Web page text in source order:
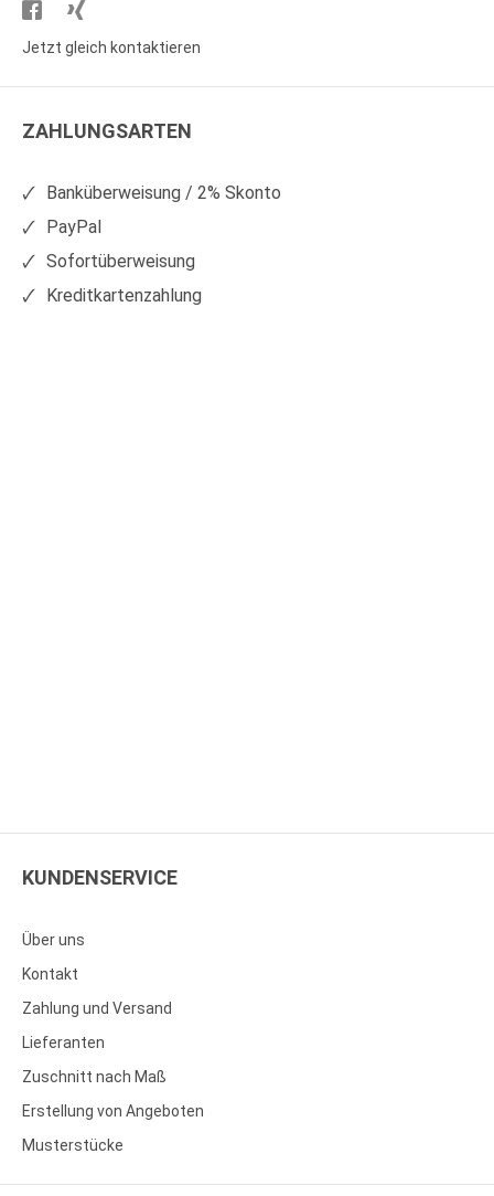
Besuchen
Sie
auf
Sie
auf
Jetzt gleich kontaktieren
ZAHLUNGSARTEN
Banküberweisung / 2% Skonto
PayPal
Sofortüberweisung
Kreditkartenzahlung
KUNDENSERVICE
Über uns
Kontakt
Zahlung und Versand
Lieferanten
Zuschnitt nach Maß
Erstellung von Angeboten
Musterstücke